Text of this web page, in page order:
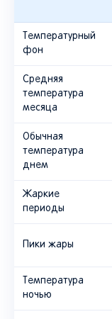
Температурный
фон
Средняя
температура
месяца
Обычная
температура
днем
Жаркие
периоды
Пики жары
Температура
ночью